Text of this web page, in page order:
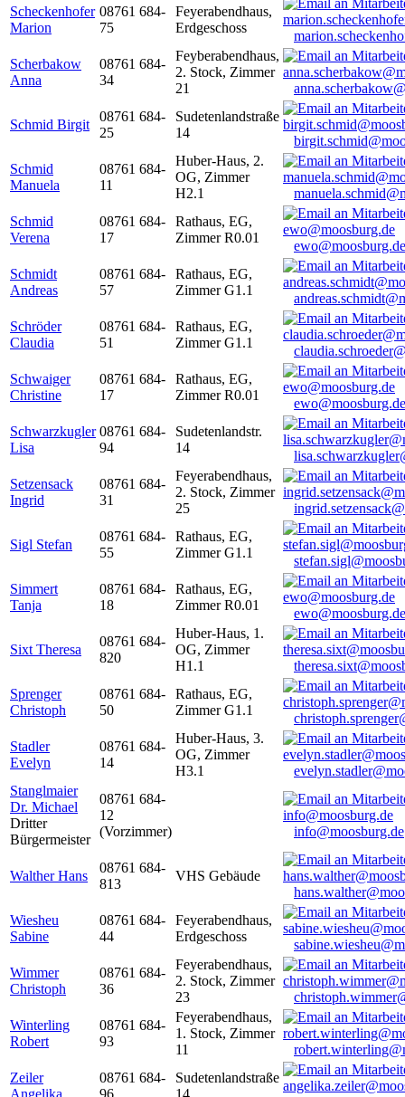
Scheckenhofer
Marion
08761 684-
75
Feyerabendhaus,
Erdgeschoss
Scherbakow
Anna
08761 684-
34
Feyberabendhaus,
2. Stock, Zimmer
21
Schmid Birgit
08761 684-
25
Sudetenlandstraße
14
Schmid
Manuela
08761 684-
11
Huber-Haus, 2.
OG, Zimmer
H2.1
Schmid
Verena
08761 684-
17
Rathaus, EG,
Zimmer R0.01
ewo@moosburg.de
Schmidt
Andreas
08761 684-
57
Rathaus, EG,
Zimmer G1.1
Schröder
Claudia
08761 684-
51
Rathaus, EG,
Zimmer G1.1
Schwaiger
Christine
08761 684-
17
Rathaus, EG,
Zimmer R0.01
ewo@moosburg.de
Schwarzkugler
Lisa
08761 684-
94
Sudetenlandstr.
14
Setzensack
Ingrid
08761 684-
31
Feyerabendhaus,
2. Stock, Zimmer
25
Sigl Stefan
08761 684-
55
Rathaus, EG,
Zimmer G1.1
Simmert
Tanja
08761 684-
18
Rathaus, EG,
Zimmer R0.01
ewo@moosburg.de
Sixt Theresa
08761 684-
820
Huber-Haus, 1.
OG, Zimmer
H1.1
Sprenger
Christoph
08761 684-
50
Rathaus, EG,
Zimmer G1.1
Stadler
Evelyn
08761 684-
14
Huber-Haus, 3.
OG, Zimmer
H3.1
Stanglmaier
Dr. Michael
Dritter
Bürgermeister
08761 684-
12
(Vorzimmer)
info@moosburg.de
Walther Hans
08761 684-
813
VHS Gebäude
Wiesheu
Sabine
08761 684-
44
Feyerabendhaus,
Erdgeschoss
Wimmer
Christoph
08761 684-
36
Feyerabendhaus,
2. Stock, Zimmer
23
Winterling
Robert
08761 684-
93
Feyerabendhaus,
1. Stock, Zimmer
11
Zeiler
Angelika
08761 684-
96
Sudetenlandstraße
14